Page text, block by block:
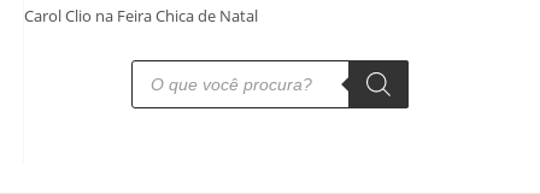
Carol Clio na Feira Chica de Natal
Pesquisar
produtos